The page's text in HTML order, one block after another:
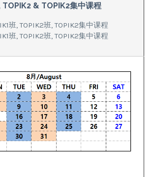
TOPIK2 & TOPIK2集中课程
班, TOPIK2班, TOPIK2集中课程
班, TOPIK2班, TOPIK2集中课程